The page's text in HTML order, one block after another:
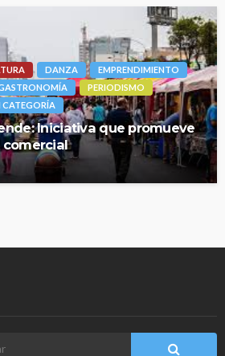
DANZA
EMPRENDIMIENTO
PERIODISMO
CATEGORÍA
Iniciativa que promueve
comercial